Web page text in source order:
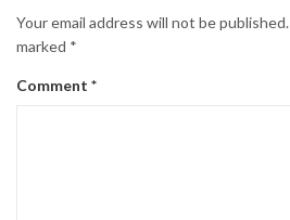
Your email address will not be published.
marked *
Comment *